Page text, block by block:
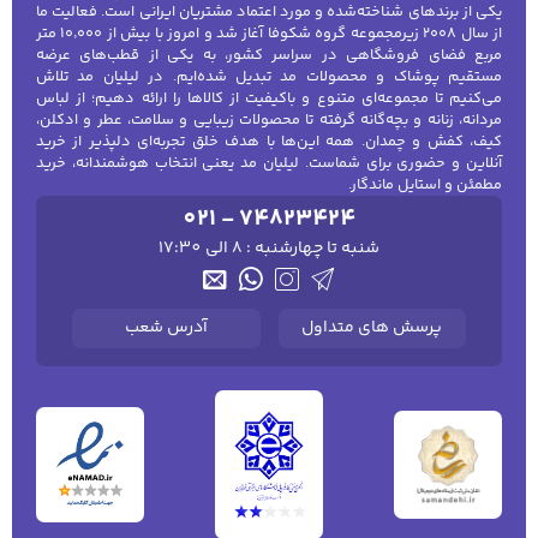
کفش مردانه شال و کلاه مردانه چتر مردانه
لباس زیر و راحتی
مردانه
لباس زیر مردانه لباس راحتی مردانه
می‌دهند. این بوت‌ها می‌توانند به راحتی با هر
نوع استایل هماهنگ شوند.
بوت بلند زنانه:این مدل‌ها پاها را کاملاً
پوشش می‌دهند و در روزهای سرد زمستانی
بهترین انتخاب هستند. همچنین می‌توانند به
استایل شما ظاهری بلندتر و شیک‌تر بدهند.
بوت‌های پاشنه‌دار:برای کسانی که به دنبال
راحتی همراه با قدبلندی هستند، بوت‌های
پاشنه‌دار انتخاب مناسبی هستند. این بوت‌ها
می‌توانند ظاهری زنانه و شیک ایجاد کنند.
بوت‌های اسپرت زنانه:
اگر به دنبال راحتی
مناسب‌ترین گزینه برای شما خواهند بود. این
بوت‌ها علاوه بر راحتی، استایل کژوال و
جوانانه‌ای به شما می‌بخشند.
بوت‌های فانتزی و تزئینات‌دار:
برای کسانی که
به دنبال بوت‌هایی با طراحی‌های خاص و
یکی از برندهای شناخته‌شده و مورد اعتماد مشتریان ایرانی است. فعالیت ما
از سال ۲۰۰۸ زیرمجموعه گروه شکوفا آغاز شد و امروز با بیش از ۱۰٬۰۰۰ متر
مربع فضای فروشگاهی در سراسر کشور، به یکی از قطب‌های عرضه
مستقیم پوشاک و محصولات مد تبدیل شده‌ایم. در لیلیان مد تلاش
می‌کنیم تا مجموعه‌ای متنوع و باکیفیت از کالاها را ارائه دهیم؛ از لباس
مردانه، زنانه و بچه‌گانه گرفته تا محصولات زیبایی و سلامت، عطر و ادکلن،
کیف، کفش و چمدان. همه این‌ها با هدف خلق تجربه‌ای دلپذیر از خرید
آنلاین و حضوری برای شماست. لیلیان مد یعنی انتخاب هوشمندانه، خرید
مطمئن و استایل ماندگار.
021 - 74823424
شنبه تا چهارشنبه : 8 الی 17:30
پرسش های متداول آدرس شعب